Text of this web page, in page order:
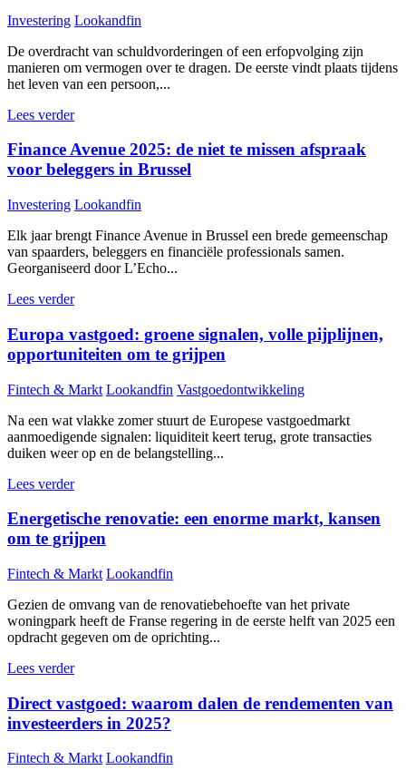
Investering Lookandfin
De overdracht van schuldvorderingen of een erfopvolging zijn
manieren om vermogen over te dragen. De eerste vindt plaats tijdens
het leven van een persoon,...
Lees verder
Finance Avenue 2025: de niet te missen afspraak
voor beleggers in Brussel
Investering Lookandfin
Elk jaar brengt Finance Avenue in Brussel een brede gemeenschap
van spaarders, beleggers en financiële professionals samen.
Georganiseerd door L’Echo...
Lees verder
Europa vastgoed: groene signalen, volle pijplijnen,
opportuniteiten om te grijpen
Fintech & Markt Lookandfin Vastgoedontwikkeling
Na een wat vlakke zomer stuurt de Europese vastgoedmarkt
aanmoedigende signalen: liquiditeit keert terug, grote transacties
duiken weer op en de belangstelling...
Lees verder
Energetische renovatie: een enorme markt, kansen
om te grijpen
Fintech & Markt Lookandfin
Gezien de omvang van de renovatiebehoefte van het private
woningpark heeft de Franse regering in de eerste helft van 2025 een
opdracht gegeven om de oprichting...
Lees verder
Direct vastgoed: waarom dalen de rendementen van
investeerders in 2025?
Fintech & Markt Lookandfin